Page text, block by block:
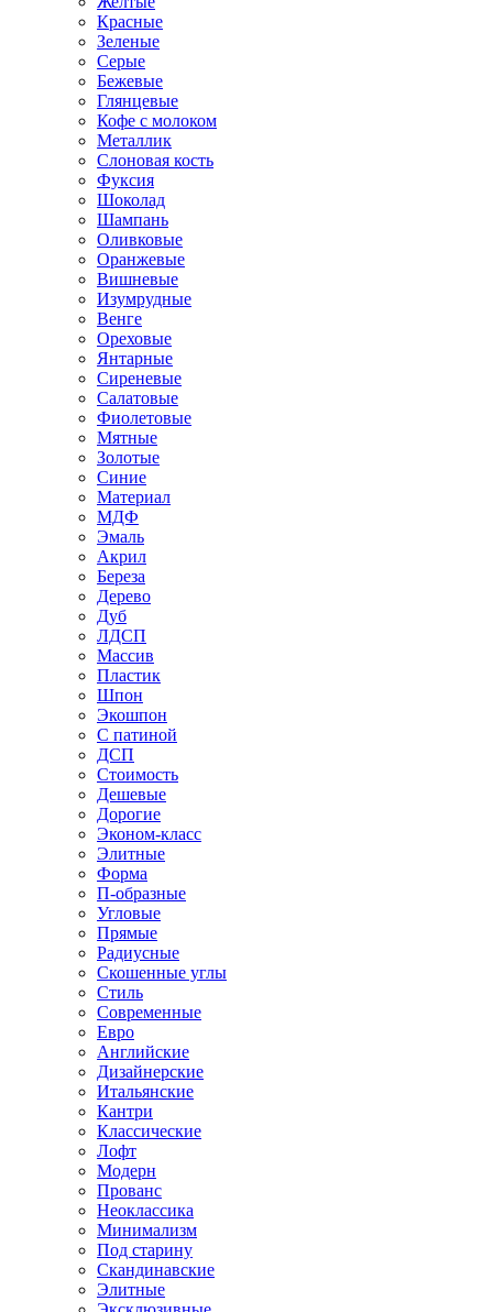
Красные
Зеленые
Серые
Бежевые
Глянцевые
Кофе с молоком
Металлик
Слоновая кость
Фуксия
Шоколад
Шампань
Оливковые
Оранжевые
Вишневые
Изумрудные
Венге
Ореховые
Янтарные
Сиреневые
Салатовые
Фиолетовые
Мятные
Золотые
Синие
Материал
МДФ
Эмаль
Акрил
Береза
Дерево
Дуб
ЛДСП
Массив
Пластик
Шпон
Экошпон
С патиной
ДСП
Стоимость
Дешевые
Дорогие
Эконом-класс
Элитные
Форма
П-образные
Угловые
Прямые
Радиусные
Скошенные углы
Стиль
Современные
Евро
Английские
Дизайнерские
Итальянские
Кантри
Классические
Лофт
Модерн
Прованс
Неоклассика
Минимализм
Под старину
Скандинавские
Элитные